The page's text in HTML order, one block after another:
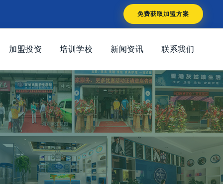
免费获取加盟方案
加盟投资 培训学校 新闻资讯 联系我们